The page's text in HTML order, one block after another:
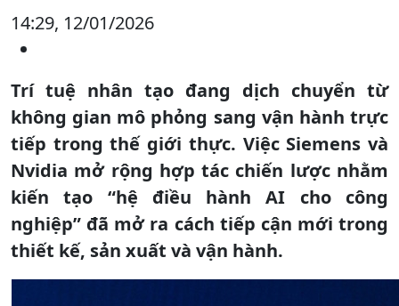
14:29, 12/01/2026
Trí tuệ nhân tạo đang dịch chuyển từ
không gian mô phỏng sang vận hành trực
tiếp trong thế giới thực. Việc Siemens và
Nvidia mở rộng hợp tác chiến lược nhằm
kiến tạo “hệ điều hành AI cho công
nghiệp” đã mở ra cách tiếp cận mới trong
thiết kế, sản xuất và vận hành.